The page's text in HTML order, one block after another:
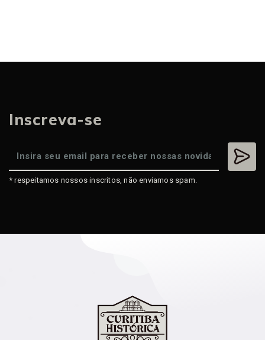
Inscreva-se
* respeitamos nossos inscritos, não enviamos spam.